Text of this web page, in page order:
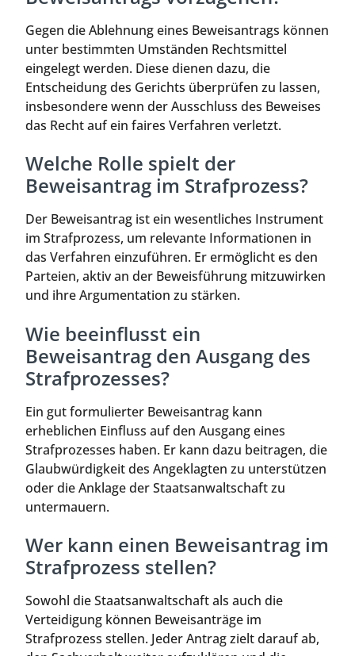
Gegen die Ablehnung eines Beweisantrags können
unter bestimmten Umständen Rechtsmittel
eingelegt werden. Diese dienen dazu, die
Entscheidung des Gerichts überprüfen zu lassen,
insbesondere wenn der Ausschluss des Beweises
das Recht auf ein faires Verfahren verletzt.
Welche Rolle spielt der
Beweisantrag im Strafprozess?
Der Beweisantrag ist ein wesentliches Instrument
im Strafprozess, um relevante Informationen in
das Verfahren einzuführen. Er ermöglicht es den
Parteien, aktiv an der Beweisführung mitzuwirken
und ihre Argumentation zu stärken.
Wie beeinflusst ein
Beweisantrag den Ausgang des
Strafprozesses?
Ein gut formulierter Beweisantrag kann
erheblichen Einfluss auf den Ausgang eines
Strafprozesses haben. Er kann dazu beitragen, die
Glaubwürdigkeit des Angeklagten zu unterstützen
oder die Anklage der Staatsanwaltschaft zu
untermauern.
Wer kann einen Beweisantrag im
Strafprozess stellen?
Sowohl die Staatsanwaltschaft als auch die
Verteidigung können Beweisanträge im
Strafprozess stellen. Jeder Antrag zielt darauf ab,